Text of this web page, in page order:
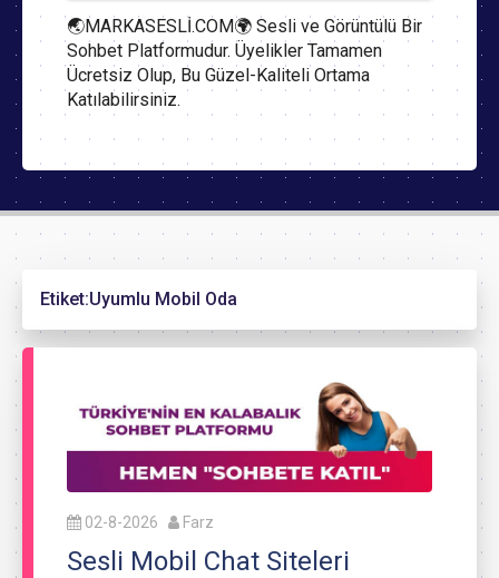
🌏MARKASESLİ.COM🌍 Sesli ve Görüntülü Bir
Sohbet Platformudur. Üyelikler Tamamen
Ücretsiz Olup, Bu Güzel-Kaliteli Ortama
Katılabilirsiniz.
Etiket:Uyumlu Mobil Oda
02-8-2026 Farz
Sesli Mobil Chat Siteleri